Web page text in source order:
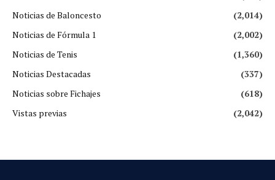
Noticias de Baloncesto
(2,014)
Noticias de Fórmula 1
(2,002)
Noticias de Tenis
(1,360)
Noticias Destacadas
(337)
Noticias sobre Fichajes
(618)
Vistas previas
(2,042)